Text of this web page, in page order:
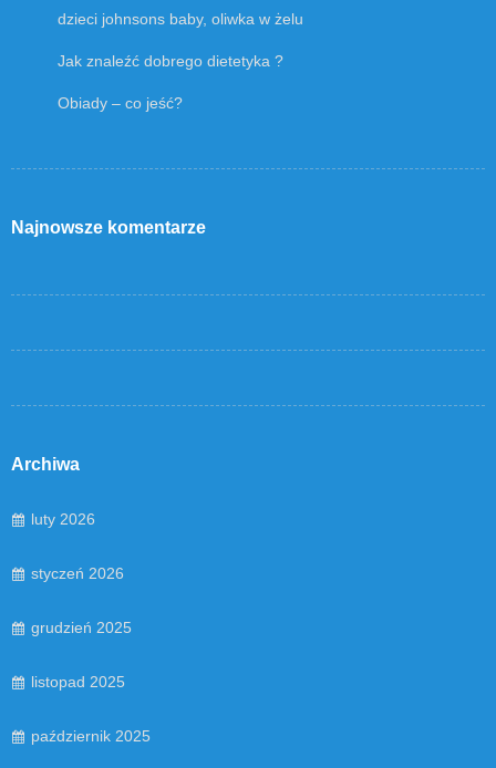
dzieci johnsons baby, oliwka w żelu
Jak znaleźć dobrego dietetyka ?
Obiady – co jeść?
Najnowsze komentarze
Archiwa
luty 2026
styczeń 2026
grudzień 2025
listopad 2025
październik 2025